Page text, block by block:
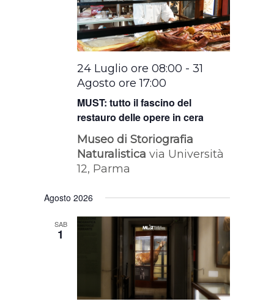
MUST: tutto il fascino del
restauro delle opere in cera
24 Luglio ore 08:00 -31
Agosto ore 17:00
Museo di Storiografia
Naturalisticavia Università
12, Parma
Agosto 2026
SAB
1